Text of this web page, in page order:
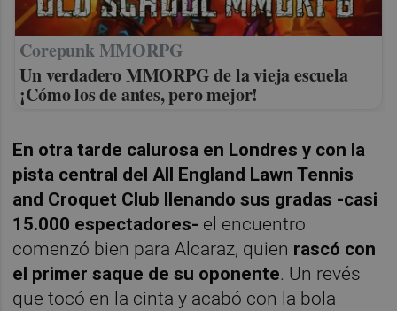
Corepunk MMORPG
Un verdadero MMORPG de la vieja escuela
¡Cómo los de antes, pero mejor!
En otra tarde calurosa en Londres y con la
pista central del All England Lawn Tennis
and Croquet Club llenando sus gradas -casi
15.000 espectadores- el encuentro
comenzó bien para Alcaraz, quien rascó con
el primer saque de su oponente. Un revés
que tocó en la cinta y acabó con la bola